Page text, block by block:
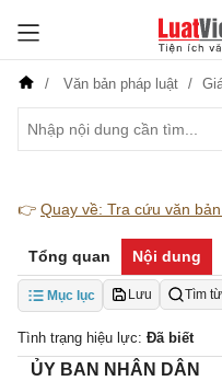
Văn bản pháp luật
👉 Quay về: Tra cứu văn
Tổng quan Nội dung
Mục lục Lưu Tìm
Tình trạng hiệu lực: Đã biết
ỦY BAN NHÂN DÂN